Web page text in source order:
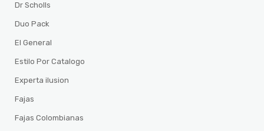
Dr Scholls
Duo Pack
El General
Estilo Por Catalogo
Experta ilusion
Fajas
Fajas Colombianas